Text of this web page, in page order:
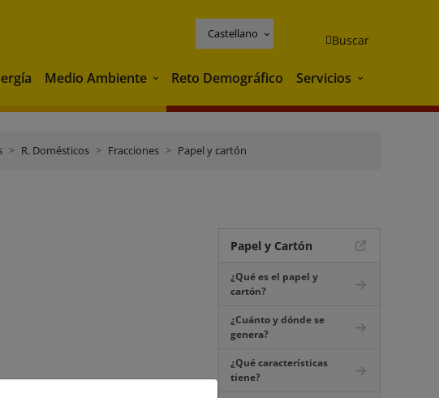
Castellano Buscar
Medio Ambiente Medio Ambiente
Reto Demográfico Servicios Servicios
R. Domésticos Fracciones Papel y cartón
Papel y Cartón
¿Qué es el papel y
cartón?
¿Cuánto y dónde se
genera?
¿Qué características
tiene?